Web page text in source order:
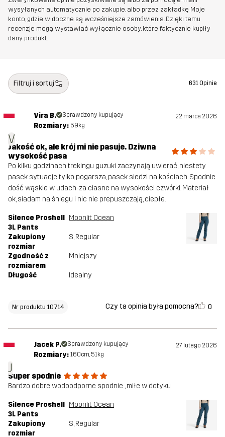
Numer
artykułu
10714_2818
wysyłanych automatycznie po zakupie, albo przez zakładkę Moje
konto, gdzie widoczne są wcześniejsze zamówienia. Dzięki temu
recenzje mogą wystawiać wyłącznie osoby, które faktycznie kupiły
dany produkt.
Filtruj i sortuj 631 Opinie
V
Vira B. Sprawdzony kupujący 22 marca 2026
Rozmiary: 59kg
Jakość ok, ale krój mi nie pasuje. Dziwna
wysokość pasa
Po kilku godzinach trekingu guzuki zaczynają uwierać, niestety
pasek sytuacje tylko pogarsza, pasek siedzi na kościach. Spodnie
dość wąskie w udach-za ciasne na wysokości czwórki. Materiał
ok, siadam na śniegu i nic nie prepuszczają, ciepłe.
Silence Proshell
3L Pants
Moonlit Ocean
Zakupiony
rozmiar
S, Regular
Zgodność z
rozmiarem
Mniejszy
Długość Idealny
Nr produktu 10714 Czy ta opinia była pomocna? 0
J
Jacek P. Sprawdzony kupujący 27 lutego 2026
Rozmiary: 160cm, 51kg
Super spodnie
Bardzo dobre wodoodporne spodnie , miłe w dotyku
Silence Proshell
3L Pants
Moonlit Ocean
Zakupiony
rozmiar
S, Regular